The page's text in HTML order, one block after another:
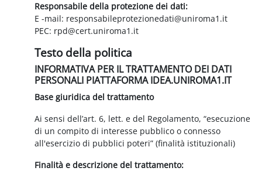
Responsabile della protezione dei dati:
E -mail: responsabileprotezionedati@uniroma1.it
PEC: rpd@cert.uniroma1.it
Testo della politica
INFORMATIVA PER IL TRATTAMENTO DEI DATI
PERSONALI PIATTAFORMA IDEA.UNIROMA1.IT
Base giuridica del trattamento
Ai sensi dell’art. 6, lett. e del Regolamento, “esecuzione
di un compito di interesse pubblico o connesso
all'esercizio di pubblici poteri” (finalità istituzionali)
Finalità e descrizione del trattamento: